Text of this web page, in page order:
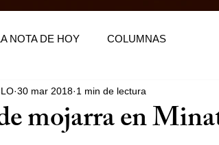
NOTA DE HOY COLUMNAS
mojarra en
30 mar 2018 1 min de lectura